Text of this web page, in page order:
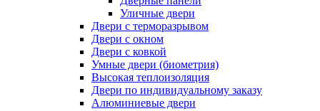
Уличные двери
Двери с терморазрывом
Двери с окном
Двери с ковкой
Умные двери (биометрия)
Высокая теплоизоляция
Двери по индивидуальному заказу
Алюминиевые двери